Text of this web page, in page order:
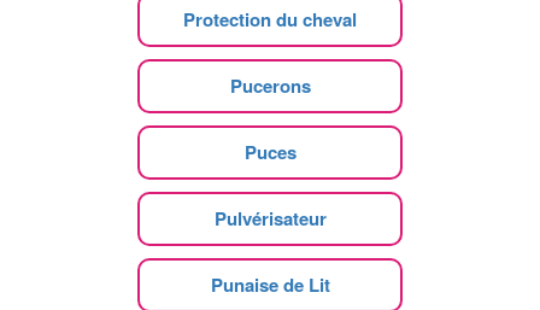
Protection du cheval
Pucerons
Puces
Pulvérisateur
Punaise de Lit